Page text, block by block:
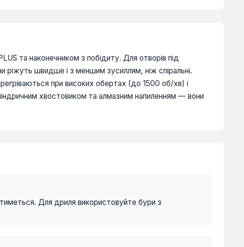
та наконечником з побідиту. Для отворів під
ріжуть швидше і з меншим зусиллям, ніж спіральні.
при високих обертах (до 1500 об/хв) і
хвостовиком та алмазним напиленням — вони
Для дриля використовуйте бури з